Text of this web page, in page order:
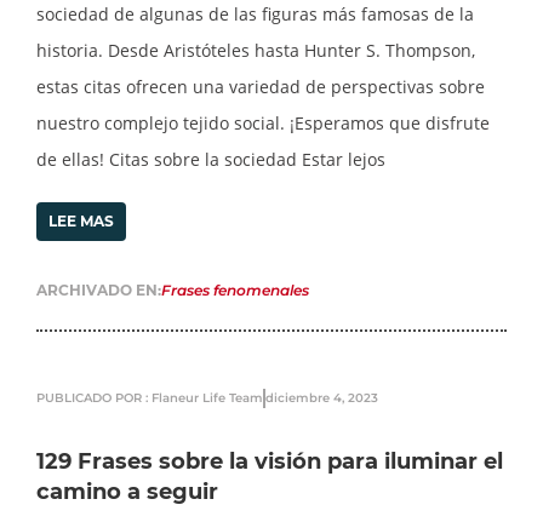
sociedad de algunas de las figuras más famosas de la
historia. Desde Aristóteles hasta Hunter S. Thompson,
estas citas ofrecen una variedad de perspectivas sobre
nuestro complejo tejido social. ¡Esperamos que disfrute
de ellas! Citas sobre la sociedad Estar lejos
LEE MAS
ARCHIVADO EN:Frases fenomenales
PUBLICADO POR : Flaneur Life Team diciembre 4, 2023
129 Frases sobre la visión para iluminar el
camino a seguir